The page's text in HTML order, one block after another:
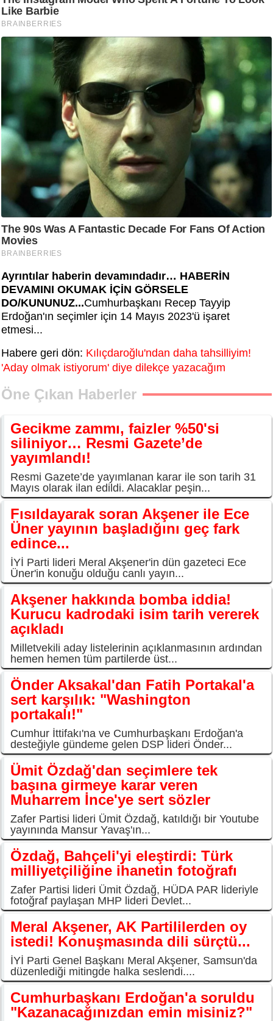
Ayrıntılar haberin devamındadır… HABERİN
DEVAMINI OKUMAK İÇİN GÖRSELE
DO/KUNUNUZ...Cumhurbaşkanı Recep Tayyip
Erdoğan'ın seçimler için 14 Mayıs 2023'ü işaret
etmesi...
Habere geri dön: Kılıçdaroğlu'ndan daha tahsilliyim!
'Aday olmak istiyorum' diye dilekçe yazacağım
Öne Çıkan Haberler
Gecikme zammı, faizler %50'si
siliniyor… Resmi Gazete’de
yayımlandı!
Resmi Gazete’de yayımlanan karar ile son tarih 31
Mayıs olarak ilan edildi. Alacaklar peşin...
Fısıldayarak soran Akşener ile Ece
Üner yayının başladığını geç fark
edince...
İYİ Parti lideri Meral Akşener'in dün gazeteci Ece
Üner'in konuğu olduğu canlı yayın...
Akşener hakkında bomba iddia!
Kurucu kadrodaki isim tarih vererek
açıkladı
Milletvekili aday listelerinin açıklanmasının ardından
hemen hemen tüm partilerde üst...
Önder Aksakal'dan Fatih Portakal'a
sert karşılık: "Washington
portakalı!"
Cumhur İttifakı'na ve Cumhurbaşkanı Erdoğan'a
desteğiyle gündeme gelen DSP lideri Önder...
Ümit Özdağ'dan seçimlere tek
başına girmeye karar veren
Muharrem İnce'ye sert sözler
Zafer Partisi lideri Ümit Özdağ, katıldığı bir Youtube
yayınında Mansur Yavaş'ın...
Özdağ, Bahçeli'yi eleştirdi: Türk
milliyetçiliğine ihanetin fotoğrafı
Zafer Partisi lideri Ümit Özdağ, HÜDA PAR lideriyle
fotoğraf paylaşan MHP lideri Devlet...
Meral Akşener, AK Partililerden oy
istedi! Konuşmasında dili sürçtü...
İYİ Parti Genel Başkanı Meral Akşener, Samsun'da
düzenlediği mitingde halka seslendi....
Cumhurbaşkanı Erdoğan'a soruldu
"Kazanacağınızdan emin misiniz?"